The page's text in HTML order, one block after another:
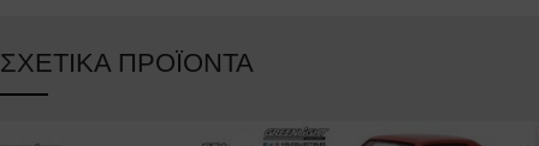
ΣΧΕΤΙΚΆ ΠΡΟΪΌΝΤΑ